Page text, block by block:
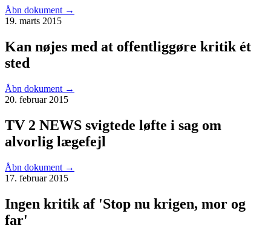
Åbn dokument →
19. marts 2015
Kan nøjes med at offentliggøre kritik ét
sted
Åbn dokument →
20. februar 2015
TV 2 NEWS svigtede løfte i sag om
alvorlig lægefejl
Åbn dokument →
17. februar 2015
Ingen kritik af 'Stop nu krigen, mor og
far'